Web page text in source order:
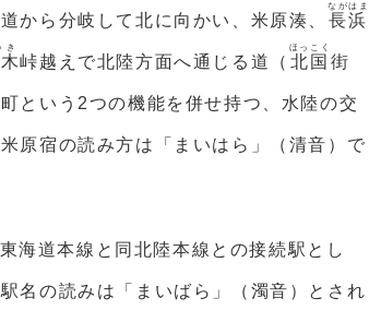
から分岐して北に向かい、米原湊、 長浜
ながはま
峠越えで北陸方面へ通じる道（ 北国
ほっこく
街
という2つの機能を併せ持つ、水陸の交
原宿の読み方は「まいはら」（清音）で
海道本線と同北陸本線との接続駅とし
名の読みは「まいばら」（濁音）とされ